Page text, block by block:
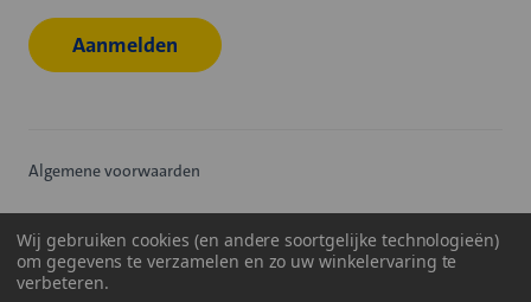
Aanmelden
Algemene voorwaarden
Cookiebeleid
Wij gebruiken cookies (en andere soortgelijke technologieën)
om gegevens te verzamelen en zo uw winkelervaring te
verbeteren.